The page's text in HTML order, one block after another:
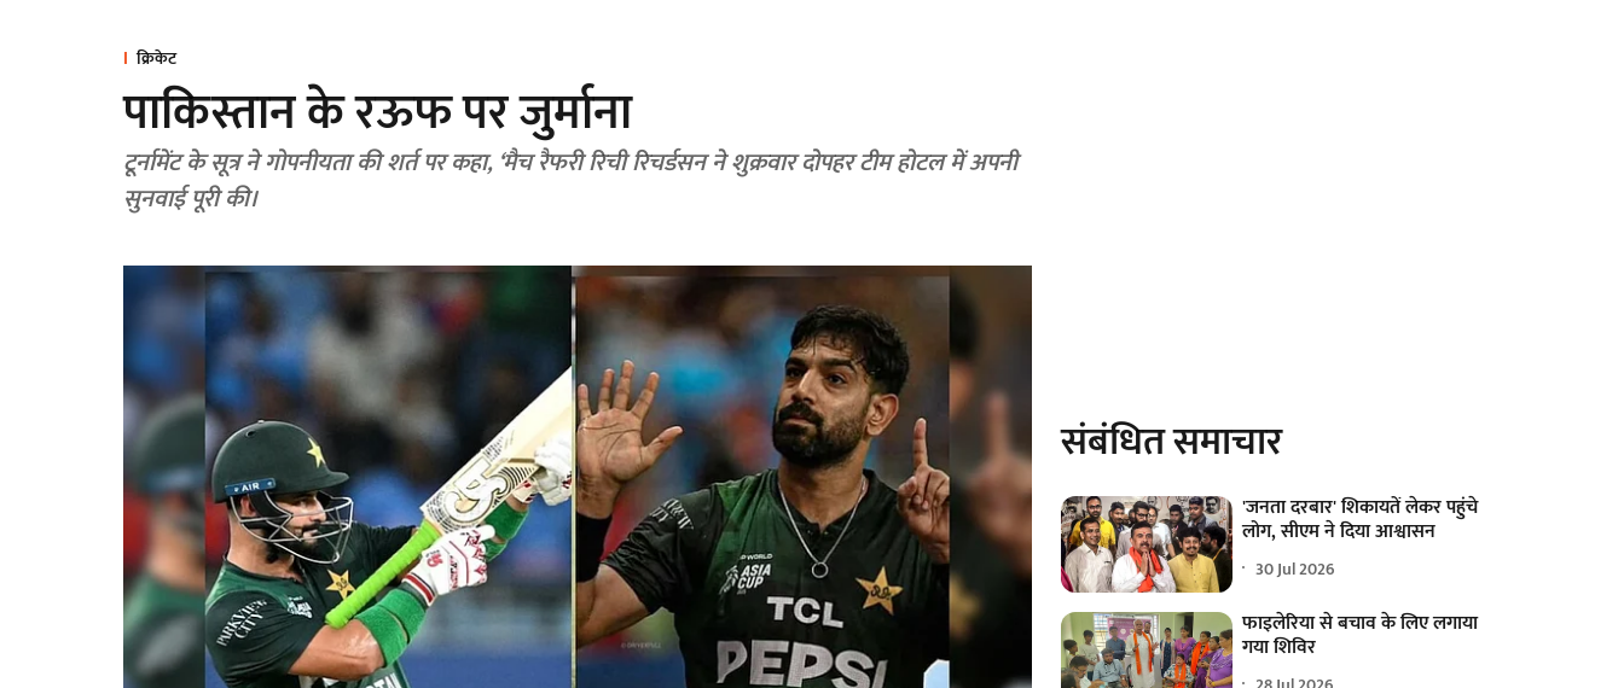
क्रिकेट
पाकिस्तान के रऊफ पर जुर्माना
टूर्नामेंट के सूत्र ने गोपनीयता की शर्त पर कहा, ‘मैच रैफरी रिची रिचर्डसन ने शुक्रवार दोपहर टीम होटल में अपनी
सुनवाई पूरी की।
संबंधित समाचार
'जनता दरबार' शिकायतें लेकर पहुंचे
लोग, सीएम ने दिया आश्वासन
30 Jul 2026
फाइलेरिया से बचाव के लिए लगाया
गया शिविर